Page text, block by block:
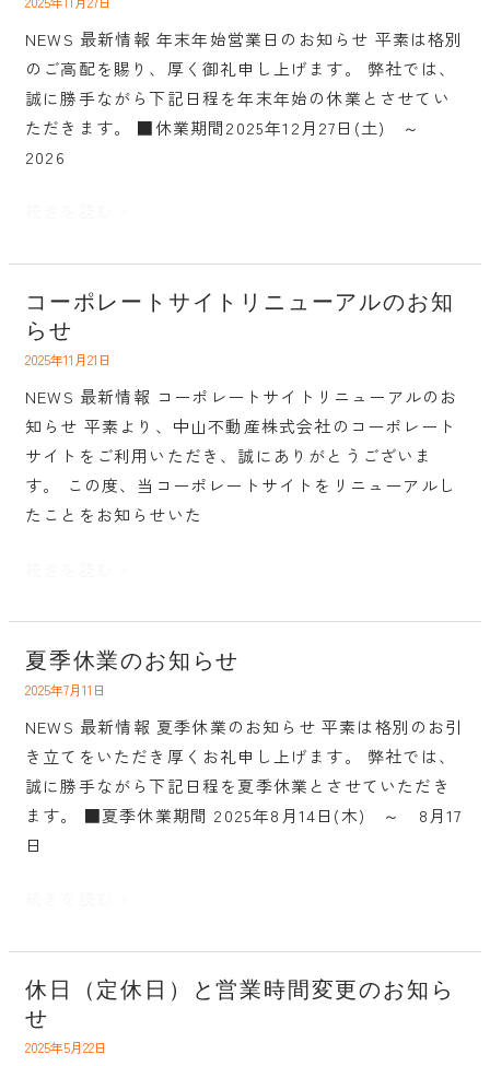
せ
NEWS 最新情報 年末年始営業日のお知らせ 平素は格別
のご高配を賜り、厚く御礼申し上げます。 弊社では、
誠に勝手ながら下記日程を年末年始の休業とさせてい
ただきます。 ■休業期間2025年12月27日(土) ～
2026
年
始
営
業
日
ら
せ
コーポレートサイトリニューアルのお知
らせ
2025年11月21日
NEWS 最新情報 コーポレートサイトリニューアルのお
知らせ 平素より、中山不動産株式会社のコーポレート
サイトをご利用いただき、誠にありがとうございま
す。 この度、当コーポレートサイトをリニューアルし
たことをお知らせいた
コ
ー
ポ
レ
ー
ト
サ
イ
ュ
ー
ア
の
お
知
夏季休業のお知らせ
2025年7月11日
NEWS 最新情報 夏季休業のお知らせ 平素は格別のお引
き立てをいただき厚くお礼申し上げます。 弊社では、
誠に勝手ながら下記日程を夏季休業とさせていただき
ます。 ■夏季休業期間 2025年8月14日(木) ～ 8月17
日
夏
季
休
業
の
お
知
休日（定休日）と営業時間変更のお知ら
せ
2025年5月22日
休
日
（定